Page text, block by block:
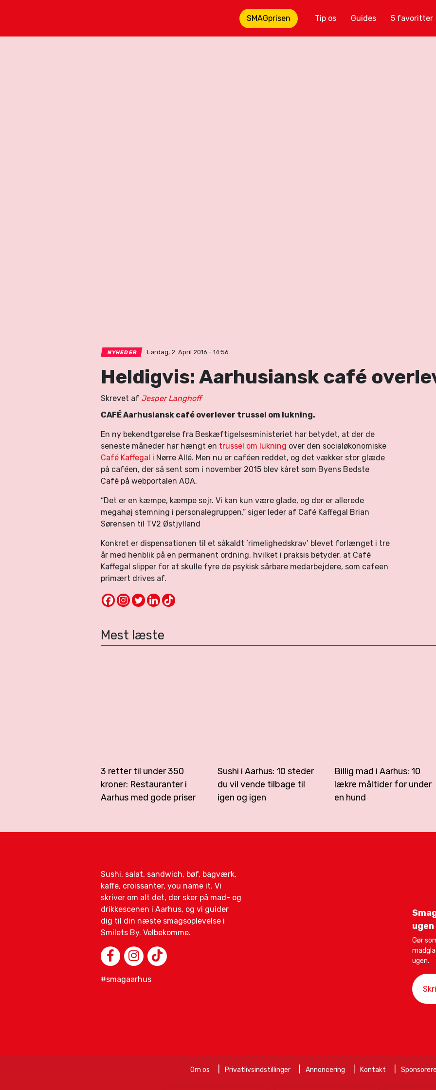
SMAGprisen Tip os Guides 5 favoritter
NYHEDER Lørdag, 2. April 2016 - 14:56
Heldigvis: Aarhusiansk café
Skrevet af Jesper Langhoff
CAFÉ Aarhusiansk café overlever trussel om lukning.
En ny bekendtgørelse fra Beskæftigelsesministeriet har betydet, at der de
seneste måneder har hængt en trussel om lukning over den socialøkonomiske
Café Kaffegal i Nørre Allé. Men nu er caféen reddet, og det vækker stor glæde
på caféen, der så sent som i november 2015 blev kåret som Byens Bedste
Café på webportalen AOA.
“Det er en kæmpe, kæmpe sejr. Vi kan kun være glade, og der er allerede
megahøj stemning i personalegruppen,” siger leder af Café Kaffegal Brian
Sørensen til TV2 Østjylland
Konkret er dispensationen til et såkaldt ’rimelighedskrav’ blevet forlænget i tre
år med henblik på en permanent ordning, hvilket i praksis betyder, at Café
Kaffegal slipper for at skulle fyre de psykisk sårbare medarbejdere, som cafeen
primært drives af.
Mest læste
3 retter til under 350
kroner: Restauranter i
Aarhus med gode priser
Sushi i Aarhus: 10 steder
du vil vende tilbage til
igen og igen
Billig mad i Aarhus: 10
lækre måltider for under
en hund
Sushi, salat, sandwich, bøf, bagværk,
kaffe, croissanter, you name it. Vi
skriver om alt det, der sker på mad- og
drikkescenen i Aarhus, og vi guider
dig til din næste smagsoplevelse i
Smilets By. Velbekomme.
#smagaarhus
ugen
Gør
ugen.
Om os Privatlivsindstillinger Annoncering Kontakt